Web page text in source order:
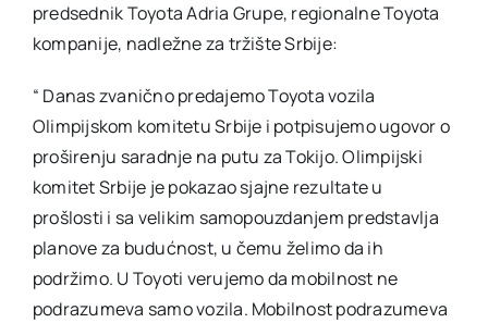
predsednik Toyota Adria Grupe, regionalne Toyota
kompanije, nadležne za tržište Srbije:
“ Danas zvanično predajemo Toyota vozila
Olimpijskom komitetu Srbije i potpisujemo ugovor o
proširenju saradnje na putu za Tokijo. Olimpijski
komitet Srbije je pokazao sjajne rezultate u
prošlosti i sa velikim samopouzdanjem predstavlja
planove za budućnost, u čemu želimo da ih
podržimo. U Toyoti verujemo da mobilnost ne
podrazumeva samo vozila. Mobilnost podrazumeva